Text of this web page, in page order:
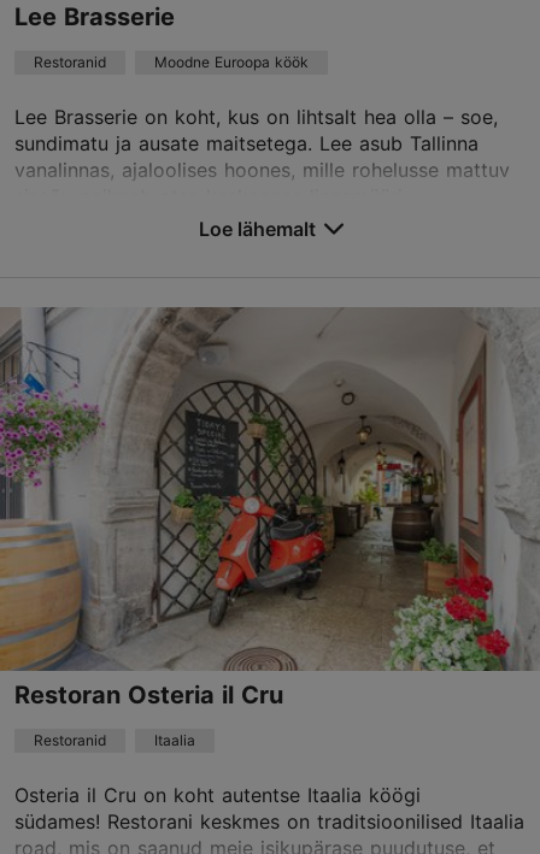
Lee Brasserie
Restoranid Moodne Euroopa köök
Lee Brasserie on koht, kus on lihtsalt hea olla – soe,
sundimatu ja ausate maitsetega. Lee asub Tallinna
vanalinnas, ajaloolises hoones, mille rohelusse mattuv
Uus tn 31, Tallinn
Vanalinn
01.06–31.12
T – L 18:00–23:00
01.01–31.05
K – L 18:00–23:00
Loe lähemalt
Restoranid, Moodne Euroopa köök
Loe lähemalt
welcome@leebrasserie.ee
+372 5304 3562
Best Restaurants
TripAdvisor Traveler hinnang
Loe lähemalt
Restoran Osteria il Cru
Restoranid Itaalia
Osteria il Cru on koht autentse Itaalia köögi
südames! Restorani keskmes on traditsioonilised Itaalia
road, mis on saanud meie isikupärase puudutuse, et